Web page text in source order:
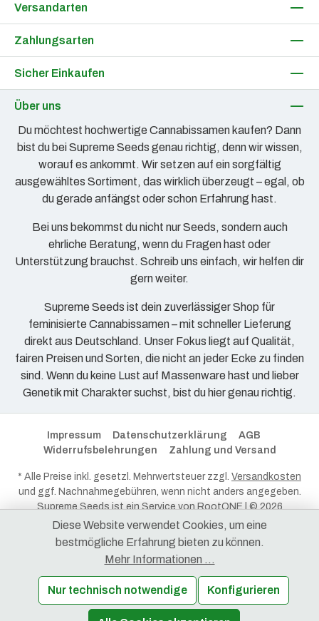
Versandarten
Zahlungsarten
Sicher Einkaufen
Über uns
Du möchtest hochwertige Cannabissamen kaufen? Dann
bist du bei Supreme Seeds genau richtig, denn wir wissen,
worauf es ankommt. Wir setzen auf ein sorgfältig
ausgewähltes Sortiment, das wirklich überzeugt – egal, ob
du gerade anfängst oder schon Erfahrung hast.
Bei uns bekommst du nicht nur Seeds, sondern auch
ehrliche Beratung, wenn du Fragen hast oder
Unterstützung brauchst. Schreib uns einfach, wir helfen dir
gern weiter.
Supreme Seeds ist dein zuverlässiger Shop für
feminisierte Cannabissamen – mit schneller Lieferung
direkt aus Deutschland. Unser Fokus liegt auf Qualität,
fairen Preisen und Sorten, die nicht an jeder Ecke zu finden
sind. Wenn du keine Lust auf Massenware hast und lieber
Genetik mit Charakter suchst, bist du hier genau richtig.
Impressum Datenschutzerklärung
AGB
Widerrufsbelehrungen
Zahlung und Versand
* Alle Preise inkl. gesetzl. Mehrwertsteuer zzgl. Versandkosten
und ggf. Nachnahmegebühren, wenn nicht anders angegeben.
Supreme Seeds ist ein Service vonRootONE| © 2026
RootONE - Alle Rechte vorbehalten.
Diese Website verwendet Cookies, um eine
bestmögliche Erfahrung bieten zu können.
Mehr Informationen ...
Nur technisch notwendige Konfigurieren